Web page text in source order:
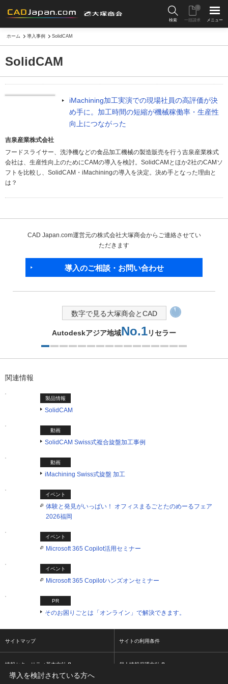
検索 一括請求
0
メニュー
ホーム 導入事例 SolidCAM
SolidCAM
iMachining加工実演での現場社員の高評価が決
め手に。加工時間の短縮が機械稼働率・生産性
向上につながった
吉泉産業株式会社
フードスライサー、洗浄機などの食品加工機械の製造販売を行う吉泉産業株式
会社は、生産性向上のためにCAMの導入を検討。SolidCAMとほか2社のCAMソ
フトを比較し、SolidCAM・iMachiningの導入を決定。決め手となった理由と
は？
CAD Japan.com運営元の株式会社大塚商会からご連絡させてい
ただきます
導入のご相談・お問い合わせ
数字で見る大塚商会とCAD
Autodeskアジア地域No.1リセラー
関連情報
製品情報
SolidCAM
動画
SolidCAM Swiss式複合旋盤加工事例
動画
iMachining Swiss式旋盤 加工
イベント
体験と発見がいっぱい！ オフィスまるごとたのめーるフェア
2026福岡
イベント
Microsoft 365 Copilot活用セミナー
イベント
Microsoft 365 Copilotハンズオンセミナー
PR
そのお困りごとは「オンライン」で解決できます。
導入を検討されている方へ
サイトマップ サイトの利用条件
情報セキュリティ基本方針 個人情報保護方針